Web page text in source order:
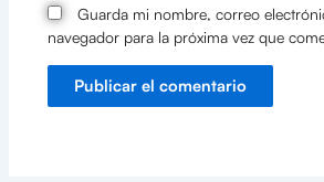
Guarda mi nombre, correo
navegador para la próxima vez que